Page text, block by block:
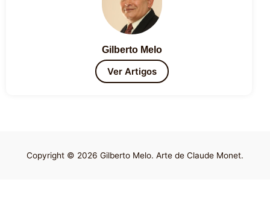
Gilberto Melo
Ver Artigos
Copyright © 2026 Gilberto Melo. Arte de Claude Monet.